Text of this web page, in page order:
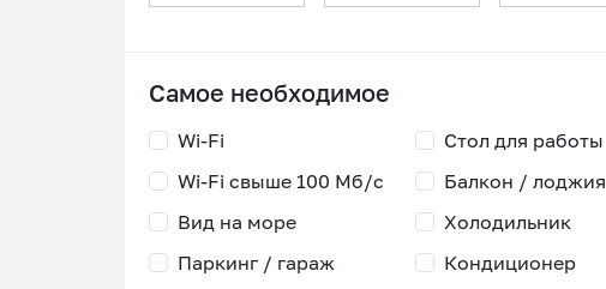
Самое необходимое
Wi-Fi
Wi-Fi свыше 100 Мб/с
Стол для работы
Балкон / лоджия
Вид на море
Паркинг / гараж
Холодильник
Кондиционер